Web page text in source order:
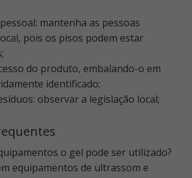
mantenha as pessoas
pois os pisos podem estar
do produto, embalando-o em
identificado;
observar a legislação local;
o gel pode ser utilizado?
equipamentos de ultrassom e